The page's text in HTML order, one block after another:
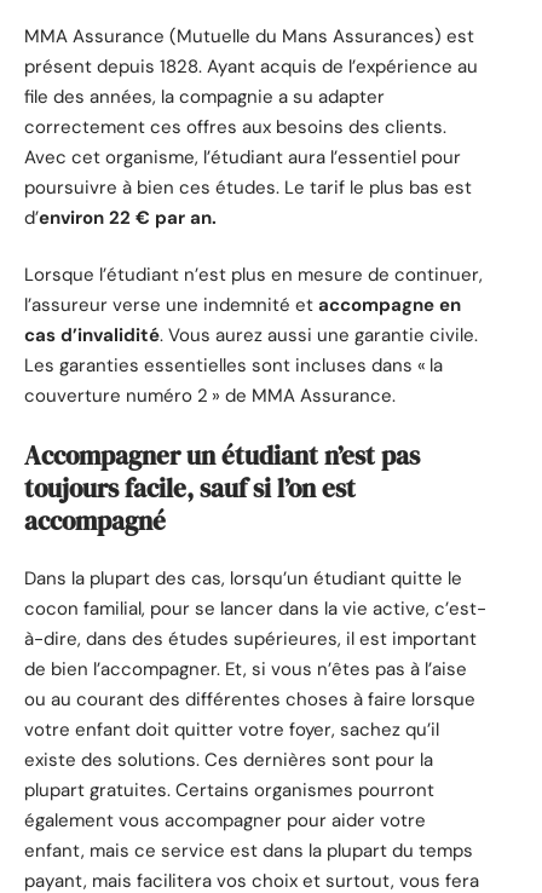
MMA Assurance (Mutuelle du Mans Assurances) est
présent depuis 1828. Ayant acquis de l’expérience au
file des années, la compagnie a su adapter
correctement ces offres aux besoins des clients.
Avec cet organisme, l’étudiant aura l’essentiel pour
poursuivre à bien ces études. Le tarif le plus bas est
d’environ 22 € par an.
Lorsque l’étudiant n’est plus en mesure de continuer,
l’assureur verse une indemnité et accompagne en
cas d’invalidité. Vous aurez aussi une garantie civile.
Les garanties essentielles sont incluses dans « la
couverture numéro 2 » de MMA Assurance.
Accompagner un étudiant n’est pas
toujours facile, sauf si l’on est
accompagné
Dans la plupart des cas, lorsqu’un étudiant quitte le
cocon familial, pour se lancer dans la vie active, c’est-
à-dire, dans des études supérieures, il est important
de bien l’accompagner. Et, si vous n’êtes pas à l’aise
ou au courant des différentes choses à faire lorsque
votre enfant doit quitter votre foyer, sachez qu’il
existe des solutions. Ces dernières sont pour la
plupart gratuites. Certains organismes pourront
également vous accompagner pour aider votre
enfant, mais ce service est dans la plupart du temps
payant, mais facilitera vos choix et surtout, vous fera